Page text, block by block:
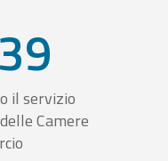
il servizio
Camere